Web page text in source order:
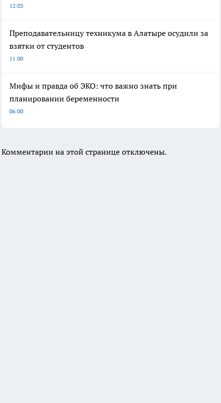
12:03
Преподавательницу техникума в Алатыре осудили за
взятки от студентов
11:00
Мифы и правда об ЭКО: что важно знать при
планировании беременности
06:00
Комментарии на этой странице отключены.